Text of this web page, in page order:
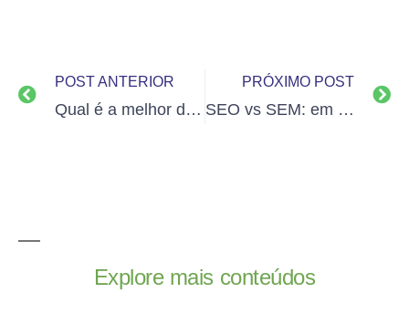
POST ANTERIOR
Qual é a melhor definição para Marketing Digital?
PRÓXIMO POST
SEO vs SEM: em qual estratégia de marketing digital investir?
Explore mais conteúdos